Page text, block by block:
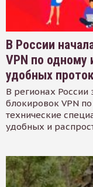
В России
VPN по одному
удобных
В регионах России
блокировок VPN
технические
удобных и